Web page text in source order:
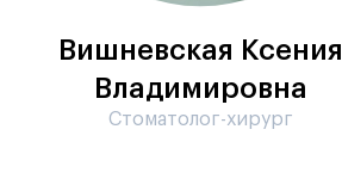
Вишневская Ксения
Владимировна
Стоматолог-хирург